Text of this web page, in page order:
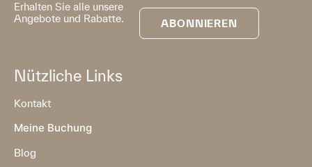
Erhalten Sie alle unsere
Angebote und Rabatte.
ABONNIEREN
Nützliche Links
Kontakt
Meine Buchung
Blog